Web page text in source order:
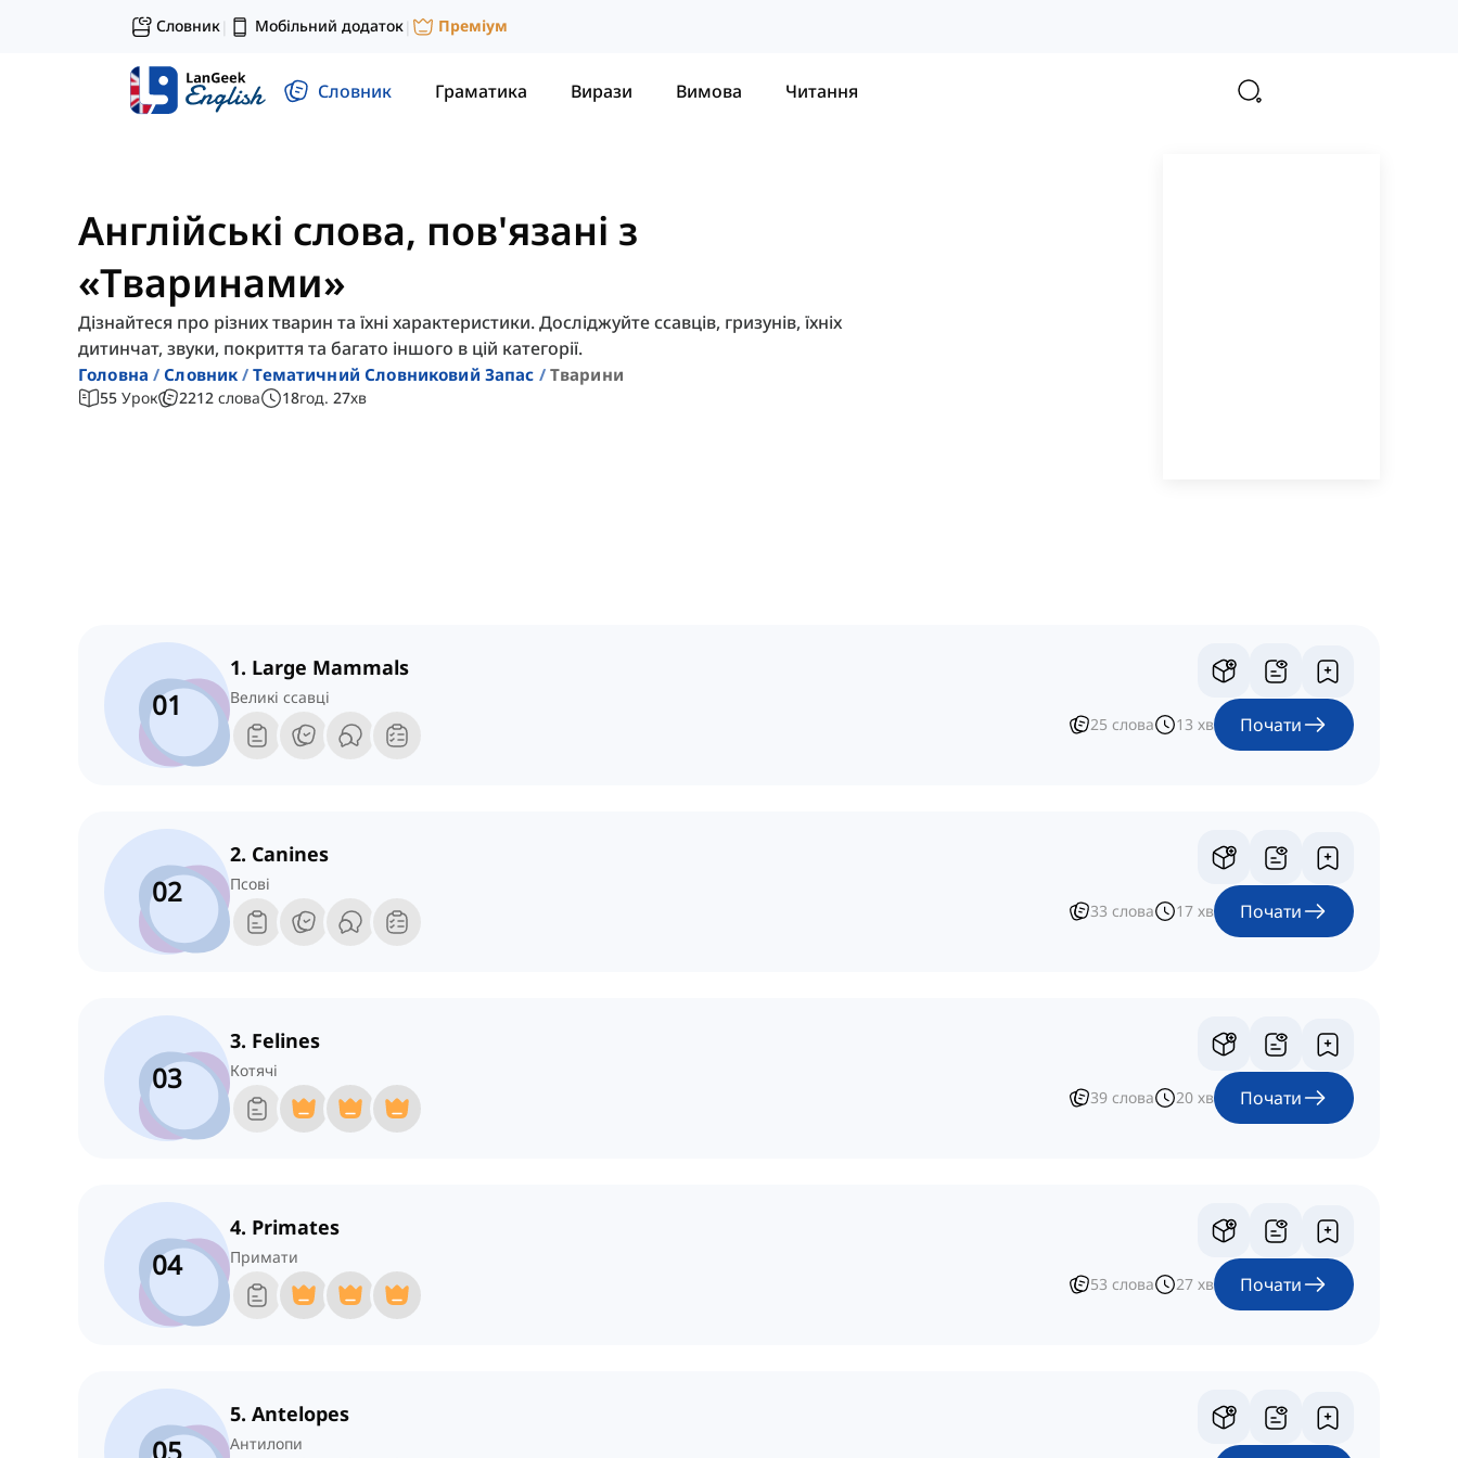
Словник| Мобільний додаток| Преміум
Словник Граматика Вирази Вимова Читання
Англійські слова, пов'язані з
«Тваринами»
Дізнайтеся про різних тварин та їхні характеристики. Досліджуйте ссавців, гризунів, їхніх
дитинчат, звуки, покриття та багато іншого в цій категорії.
Головна Словник Тематичний Словниковий Запас Тварини
55 Урок 2212 слова 18год. 27хв
01
1. Large Mammals
Великі ссавці
25 слова 13 хв Почати
02
2. Canines
Псові
33 слова 17 хв Почати
03
3. Felines
Котячі
39 слова 20 хв Почати
04
4. Primates
Примати
53 слова 27 хв Почати
5. Antelopes
Антилопи